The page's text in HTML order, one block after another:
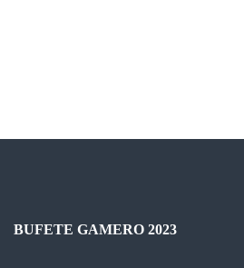
BUFETE GAMERO 2023